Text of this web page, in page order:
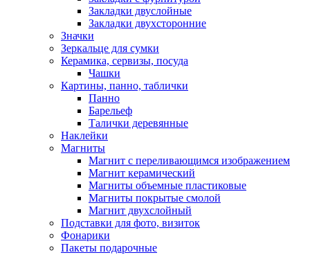
Закладки двуслойные
Закладки двухсторонние
Значки
Зеркальце для сумки
Керамика, сервизы, посуда
Чашки
Картины, панно, таблички
Панно
Барельеф
Талички деревянные
Наклейки
Магниты
Магнит с переливающимся изображением
Магнит керамический
Магниты объемные пластиковые
Магниты покрытые смолой
Магнит двухслойный
Подставки для фото, визиток
Фонарики
Пакеты подарочные